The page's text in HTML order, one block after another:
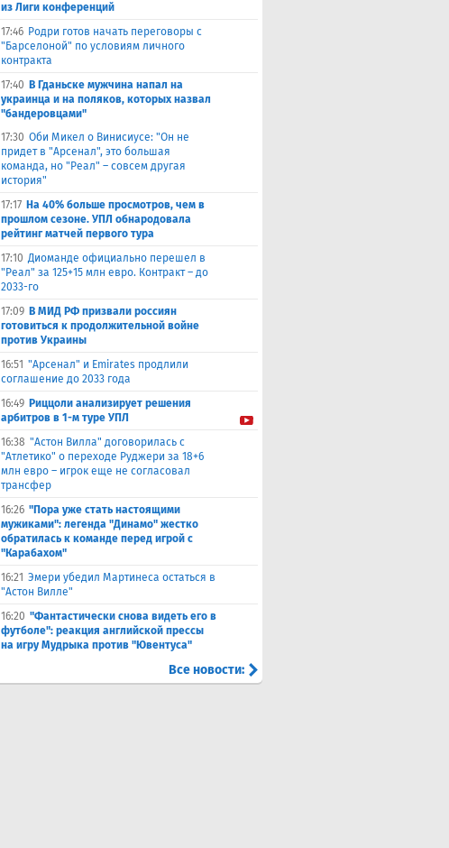
из Лиги конференций
17:46 Родри готов начать переговоры с
"Барселоной" по условиям личного
контракта
17:40 В Гданьске мужчина напал на
украинца и на поляков, которых назвал
"бандеровцами"
17:30 Оби Микел о Винисиусе: "Он не
придет в "Арсенал", это большая
команда, но "Реал" – совсем другая
история"
17:17 На 40% больше просмотров, чем в
прошлом сезоне. УПЛ обнародовала
рейтинг матчей первого тура
17:10 Диоманде официально перешел в
"Реал" за 125+15 млн евро. Контракт – до
2033-го
17:09 В МИД РФ призвали россиян
готовиться к продолжительной войне
против Украины
16:51 "Арсенал" и Emirates продлили
соглашение до 2033 года
16:49 Риццоли анализирует решения
арбитров в 1-м туре УПЛ
16:38 "Астон Вилла" договорилась с
"Атлетико" о переходе Руджери за 18+6
млн евро – игрок еще не согласовал
трансфер
16:26 "Пора уже стать настоящими
мужиками": легенда "Динамо" жестко
обратилась к команде перед игрой с
"Карабахом"
16:21 Эмери убедил Мартинеса остаться в
"Астон Вилле"
16:20 "Фантастически снова видеть его в
футболе": реакция английской прессы
на игру Мудрыка против "Ювентуса"
Все новости: